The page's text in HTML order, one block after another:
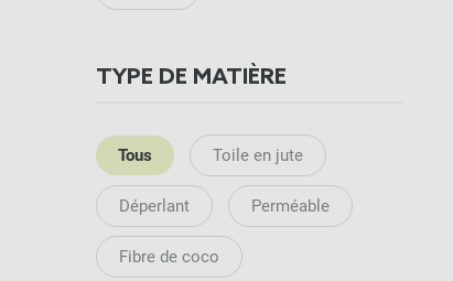
TYPE DE MATIÈRE
Tous Toile en jute
Déperlant Perméable
Fibre de coco